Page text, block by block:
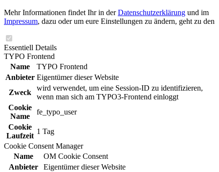
Mehr Informationen findet Ihr in derDatenschutzerklärung und im
Impressum, dazu oder um eure Einstellungen zu ändern, geht zu den
Essentiell Details
TYPO Frontend
Name
TYPO Frontend
Anbieter Eigentümer dieser Website
Zweck
wird verwendet, um eine Session-ID zu identifizieren,
wenn man sich am TYPO3-Frontend einloggt
Cookie
Name
fe_typo_user
Cookie
Laufzeit
1 Tag
Cookie Consent Manager
Name
OM Cookie Consent
Anbieter
Eigentümer dieser Website